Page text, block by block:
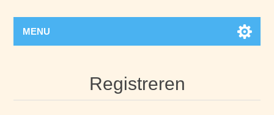
MENU
Registreren